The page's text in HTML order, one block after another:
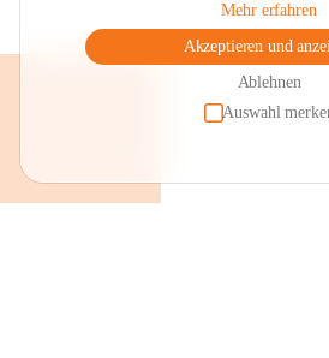
Mehr erfahren
Akzeptieren und
Ablehnen
Auswahl